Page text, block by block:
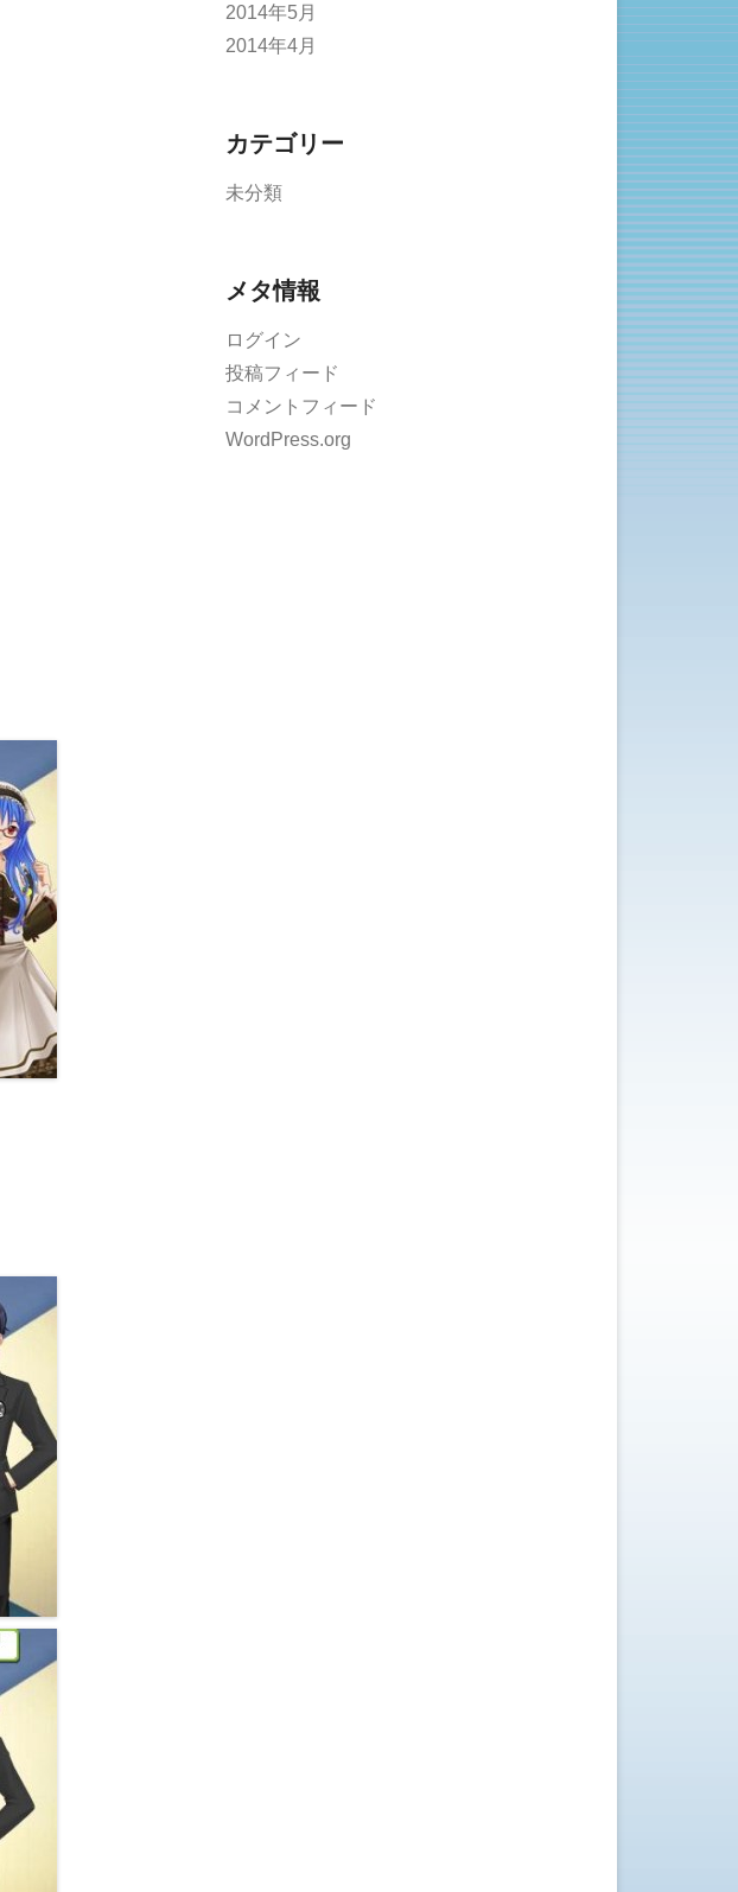
2014年5月
2014年4月
カテゴリー
未分類
メタ情報
ログイン
投稿フィード
コメントフィード
WordPress.org